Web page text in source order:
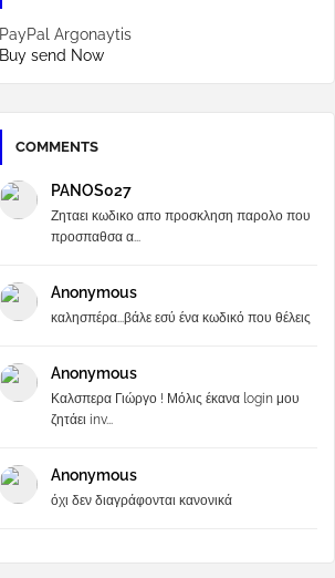
PayPal Argonaytis
Buy send Now
COMMENTS
PANOS027
Ζηταει κωδικο απο προσκληση παρολο που
προσπαθσα α...
Anonymous
καλησπέρα...βάλε εσύ ένα κωδικό που θέλεις
Anonymous
Καλσπερα Γιώργο ! Μόλις έκανα login μου
ζητάει inv...
Anonymous
όχι δεν διαγράφονται κανονικά